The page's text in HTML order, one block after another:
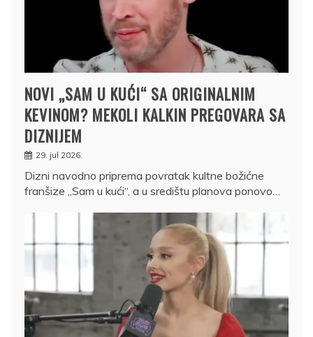
NOVI „SAM U KUĆI“ SA ORIGINALNIM
KEVINOM? MEKOLI KALKIN PREGOVARA SA
DIZNIJEM
29. jul 2026.
Dizni navodno priprema povratak kultne božićne
franšize „Sam u kući“, a u središtu planova ponovo…